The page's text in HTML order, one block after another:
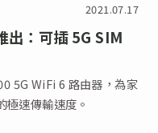
2021.07.17
：可插 5G SIM
5G WiFi 6 路由器，為家
速傳輸速度。